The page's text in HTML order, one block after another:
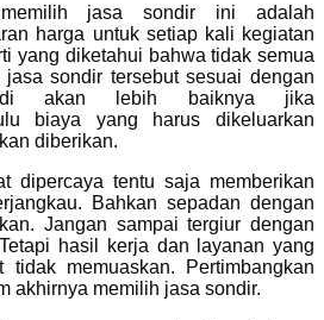
jasa sondir ini adalah
harga untuk setiap kali kegiatan
yang diketahui bahwa tidak semua
sondir tersebut sesuai dengan
akan lebih baiknya jika
biaya yang harus dikeluarkan
diberikan.
dipercaya tentu saja memberikan
Bahkan sepadan dengan
Jangan sampai tergiur dengan
hasil kerja dan layanan yang
tidak memuaskan. Pertimbangkan
akhirnya memilih jasa sondir.